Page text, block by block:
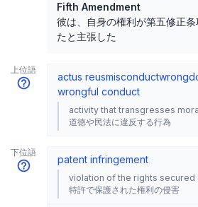
Fifth Amendment
彼は、自身の権利が第五修正
たと主張した
上位語
actus reusmisconduct
wrongful conduct
activity that transgresses
道徳や民法に違反する行為
下位語
patent infringement
violation of the rights secured
特許で保護された権利の侵害